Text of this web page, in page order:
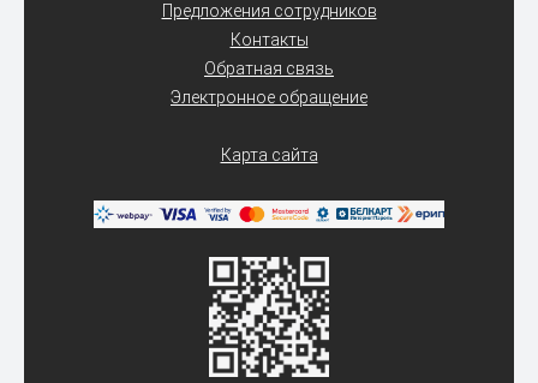
Предложения сотрудников
Контакты
Обратная связь
Электронное обращение
Карта сайта